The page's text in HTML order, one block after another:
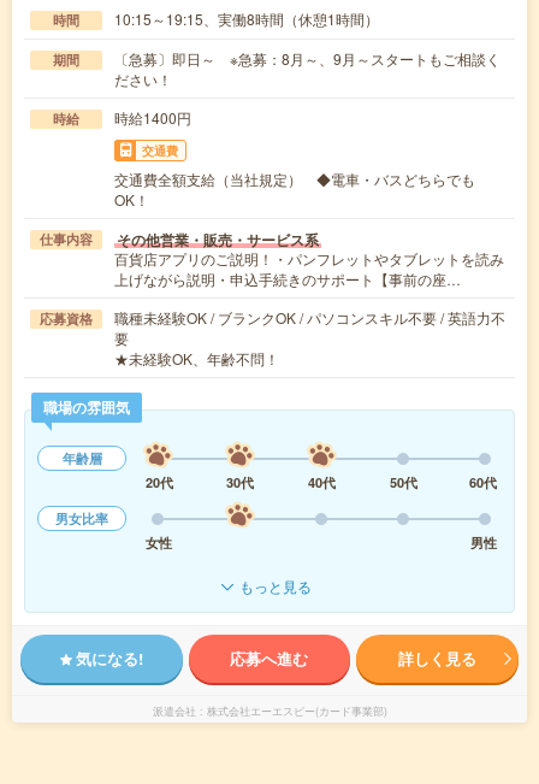
時間 10:15～19:15、実働8時間（休憩1時間）
期間
〔急募〕即日～ ※急募：8月～、9月～スタートもご相談く
ださい！
時給 時給1400円
交通費
交通費全額支給（当社規定） ◆電車・バスどちらでも
OK！
仕事内容 その他営業・販売・サービス系
百貨店アプリのご説明！・パンフレットやタブレットを読み
上げながら説明・申込手続きのサポート【事前の座…
応募資格
職種未経験OK / ブランクOK / パソコンスキル不要 / 英語力不
要
★未経験OK、年齢不問！
職場の雰囲気
年齢層
20代
30代 40代 50代
60代
男女比率
女性
男性
もっと見る
気になる! 応募へ進む 詳しく見る
派遣会社 株式会社エーエスピー(カード事業部)